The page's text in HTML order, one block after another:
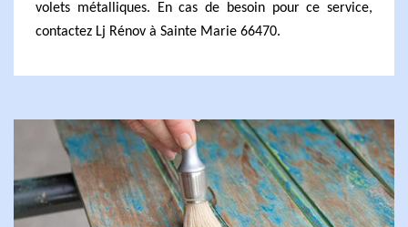
volets métalliques. En cas de besoin pour ce service,
contactez Lj Rénov à Sainte Marie 66470.